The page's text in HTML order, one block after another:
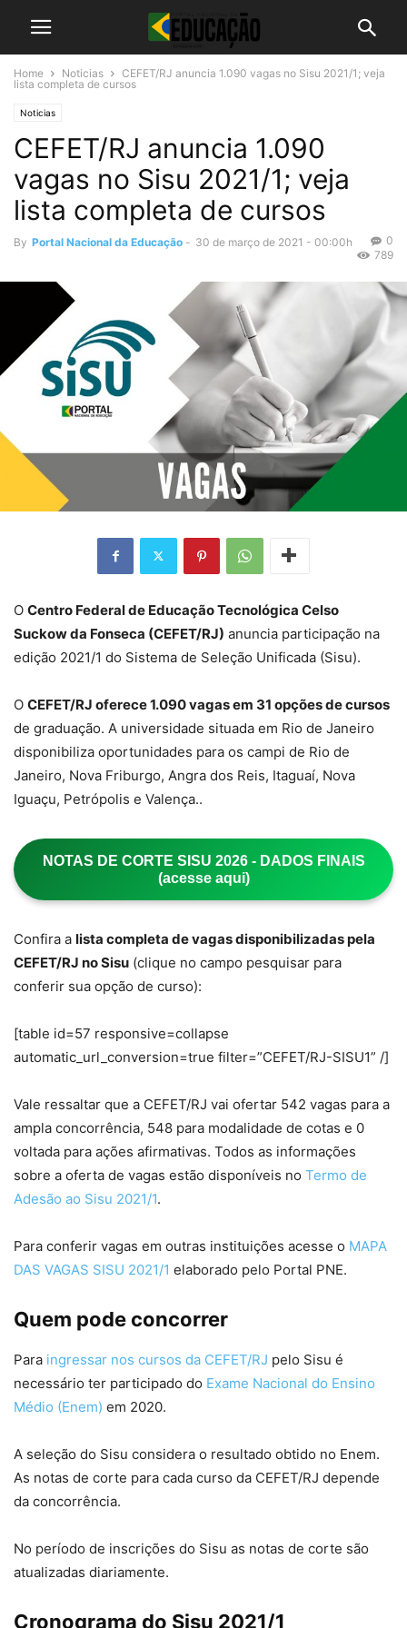
Home Noticias
CEFET/RJ anuncia 1.090 vagas no Sisu 2021/1; veja
lista completa de cursos
Noticias
CEFET/RJ anuncia 1.090
vagas no Sisu 2021/1; veja
lista completa de cursos
By Portal Nacional da Educação - 30 de março de 2021 - 00:00h
0
789
O Centro Federal de Educação Tecnológica Celso
Suckow da Fonseca (CEFET/RJ) anuncia participação na
edição 2021/1 do Sistema de Seleção Unificada (Sisu).
O CEFET/RJ oferece 1.090 vagas em 31 opções de cursos
de graduação. A universidade situada em Rio de Janeiro
disponibiliza oportunidades para os campi de Rio de
Janeiro, Nova Friburgo, Angra dos Reis, Itaguaí, Nova
Iguaçu, Petrópolis e Valença..
NOTAS DE CORTE SISU 2026 - DADOS FINAIS
(acesse aqui)
Confira a lista completa de vagas disponibilizadas pela
CEFET/RJ no Sisu (clique no campo pesquisar para
conferir sua opção de curso):
[table id=57 responsive=collapse
automatic_url_conversion=true filter=”CEFET/RJ-SISU1” /]
Vale ressaltar que a CEFET/RJ vai ofertar 542 vagas para a
ampla concorrência, 548 para modalidade de cotas e 0
voltada para ações afirmativas. Todos as informações
sobre a oferta de vagas estão disponíveis no Termo de
Adesão ao Sisu 2021/1.
Para conferir vagas em outras instituições acesse o MAPA
DAS VAGAS SISU 2021/1 elaborado pelo Portal PNE.
Quem pode concorrer
Para ingressar nos cursos da CEFET/RJ pelo Sisu é
necessário ter participado do Exame Nacional do Ensino
Médio (Enem) em 2020.
A seleção do Sisu considera o resultado obtido no Enem.
As notas de corte para cada curso da CEFET/RJ depende
da concorrência.
No período de inscrições do Sisu as notas de corte são
atualizadas diariamente.
Cronograma do Sisu 2021/1